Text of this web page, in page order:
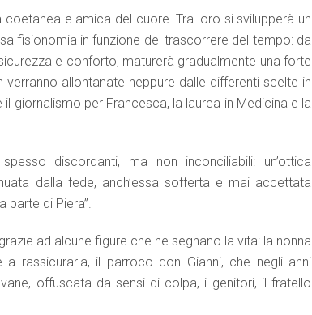
e amica del cuore. Tra loro si svilupperà un
fisionomia in funzione del trascorrere del tempo: da
e conforto, maturerà gradualmente una forte
allontanate neppure dalle differenti scelte in
giornalismo per Francesca, la laurea in Medicina e la
discordanti, ma non inconciliabili: un’ottica
dalla fede, anch’essa sofferta e mai accettata
di Piera”.
ad alcune figure che ne segnano la vita: la nonna
rassicurarla, il parroco don Gianni, che negli anni
offuscata da sensi di colpa, i genitori, il fratello